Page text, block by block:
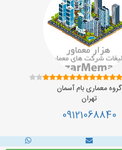
گروه معماری بام آسمان
تهران
09121068840